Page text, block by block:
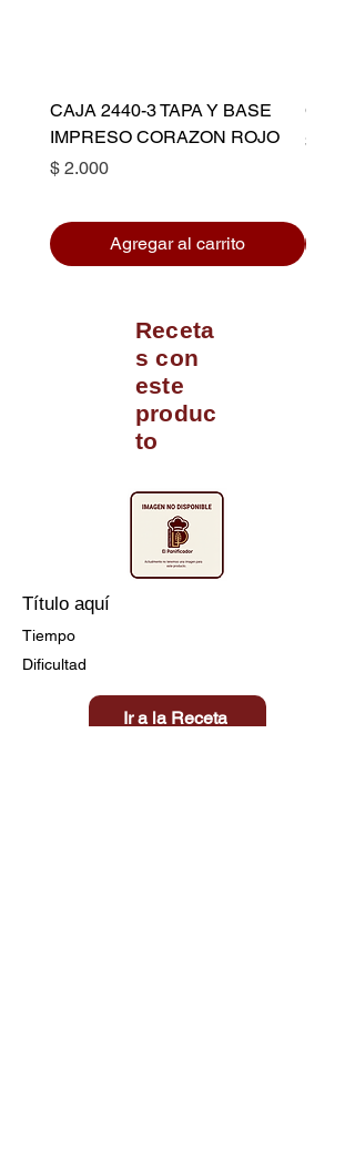
CAJA 2440-3 TAPA Y BASE
IMPRESO CORAZON ROJO
Precio
$ 2.000
Agregar al carrito
Precio
$
Receta
s con
este
produc
to
Título aquí
Tiempo
Dificultad
Ir a la Receta